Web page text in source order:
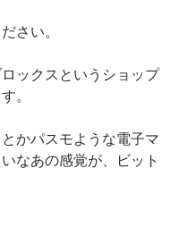
さい。
ックスというショップ
。
かパスモような電子マ
なあの感覚が、ビット